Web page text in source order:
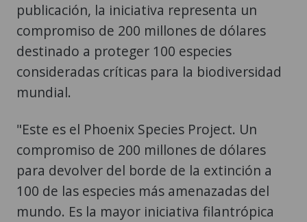
publicación, la iniciativa representa un
compromiso de 200 millones de dólares
destinado a proteger 100 especies
consideradas críticas para la biodiversidad
mundial.
"Este es el Phoenix Species Project. Un
compromiso de 200 millones de dólares
para devolver del borde de la extinción a
100 de las especies más amenazadas del
mundo. Es la mayor iniciativa filantrópica